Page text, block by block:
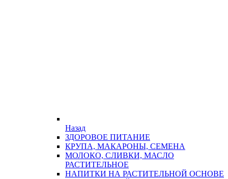
Назад
ЗДОРОВОЕ ПИТАНИЕ
КРУПА, МАКАРОНЫ, СЕМЕНА
МОЛОКО, СЛИВКИ, МАСЛО
РАСТИТЕЛЬНОЕ
НАПИТКИ НА РАСТИТЕЛЬНОЙ ОСНОВЕ